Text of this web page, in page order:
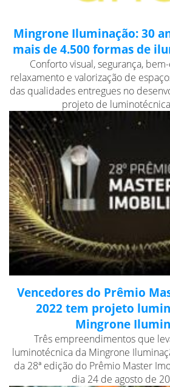
Mingrone Iluminação: 30
mais de 4.500 formas de
Conforto visual, segurança,
relaxamento e valorização de
das qualidades entregues no
projeto de
Vencedores do Prêmio
2022 tem projeto
Mingrone
Três empreendimentos que
luminotécnica da Mingrone
da 28ª edição do Prêmio Master
dia 24 de agosto de